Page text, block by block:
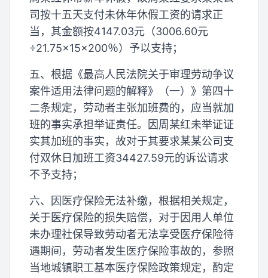
司按十五天支付未休年休假工资的请求正
当，其金额按4147.03元（3006.60元
÷21.75×15×200％）予以支持；
五、根据《最高人民法院关于审理劳动争议
案件适用法律问题的解释》（一）》第四十
二条规定，劳动者主张加班费的，应当就加
班的事实承担举证责任。因周某红未举证证
实其加班的事实，故对于其要求某某公司支
付双休日加班工资34427.59元的诉讼请求
不予支持；
六、因医疗保险无法补缴，根据相关规定，
关于医疗保险的损失赔偿，对于因用人单位
未办理社保导致劳动者无法享受医疗保险待
遇期间，劳动者发生医疗保险事故的，参照
当地城镇职工基本医疗保险政策规定，酌定